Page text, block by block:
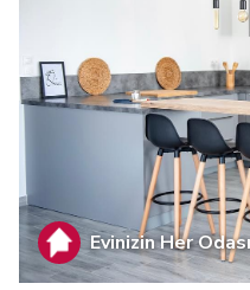
Evinizin Her